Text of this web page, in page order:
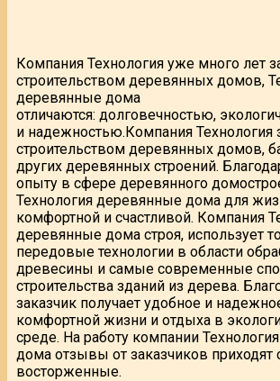
Компания Технология уже много лет
строительством деревянных домов,
деревянные дома
отличаются: долговечностью,
и надежностью.Компания Технология
строительством деревянных домов,
других деревянных строений.
опыту в сфере деревянного
Технология деревянные дома для
комфортной и счастливой. Компания
деревянные дома строя, использует
передовые технологии в области
древесины и самые современные
строительства зданий из дерева.
заказчик получает удобное и
комфортной жизни и отдыха в
среде. На работу компании
дома отзывы от заказчиков
восторженные.